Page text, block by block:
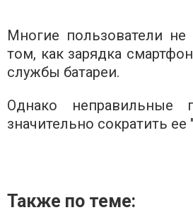
Многие пользователи
том, как зарядка
службы батареи.
Однако неправильные
значительно сократить ее
Также по теме: